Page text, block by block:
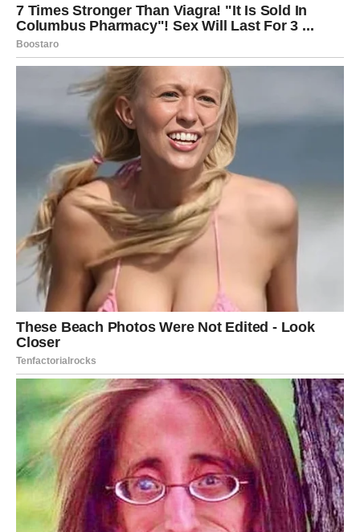
RIBE
Ribe dobijaju emotivni znak koji im vraća veru. Poruka,
pogled, nežan gest ili čak sećanje koje budi toplinu. Srce
vam postaje lakše.
Ako ste se osećali usamljeno, krajem februara dolazi
dokaz da niste zaboravljeni. U finansijama, mala
stabilnost donosi mir.
Vaša radost biće u tihoj zahvalnosti. U saznanju da
sudbina ima plan – i da vas vodi polako, ali sigurno.